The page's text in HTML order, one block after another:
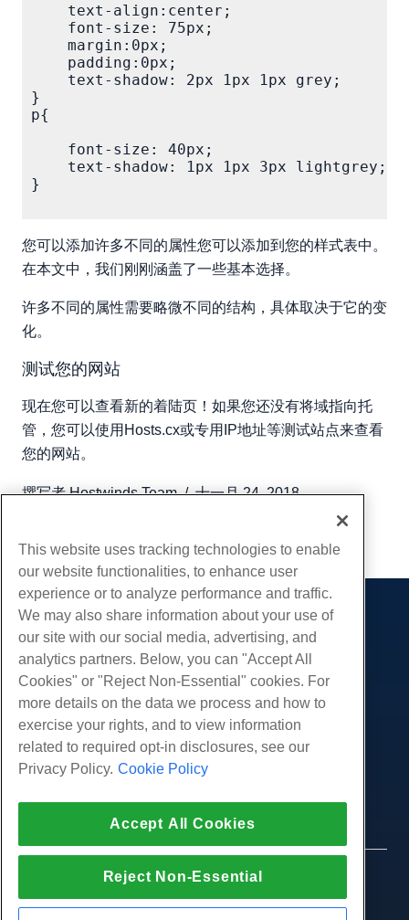
    text-align:center;
    font-size: 75px;
    margin:0px;
    padding:0px;
    text-shadow: 2px 1px 1px grey;
}
p{
    font-size: 40px;
    text-shadow: 1px 1px 3px lightgrey;
}
您可以添加许多不同的属性您可以添加到您的样式表中。
在本文中，我们刚刚涵盖了一些基本选择。
许多不同的属性需要略微不同的结构，具体取决于它的变
化。
测试您的网站
现在您可以查看新的着陆页！如果您还没有将域指向托
管，您可以使用Hosts.cx或专用IP地址等测试站点来查看
您的网站。
撰写者 Hostwinds Team/十一月 24, 2018
产品展示
虚拟主机
企业主机
转销商托管
白标经销商
管理Linux VPS
非托管Linux VPS
管理Windows. VPS
非托管Windows VPS
云服务器
块存储
服务
社区
产品资料
公司
关于我们
按
在线聊天
给我们发邮件
© 2010-2026 Hostwinds, 一种 HostPapa Inc. 公司。
This website uses tracking technologies to enable
our website functionalities, to enhance user
experience or to analyze performance and traffic.
We may also share information about your use of
our site with our social media, advertising, and
analytics partners. Below, you can "Accept All
Cookies" or "Reject Non-Essential" cookies. For
more details on the data we process and how to
exercise your rights, and to view information
related to required opt-in disclosures, see our
Privacy Policy. Cookie Policy
Accept All Cookies
Reject Non-Essential